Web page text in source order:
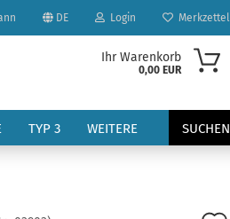
DE Login Merkzettel
Ihr Warenkorb
0,00 EUR
TYP 3 SUCHEN
WEITERE